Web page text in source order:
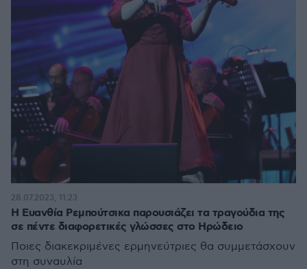
Η Ευανθία Ρεμπούτσικα παρουσιάζει τα τραγούδια της
σε πέντε διαφορετικές γλώσσες στο Ηρώδειο
Ποιες διακεκριμένες ερμηνεύτριες θα συμμετάσχουν
στη συναυλία
28.07.2023, 11:23